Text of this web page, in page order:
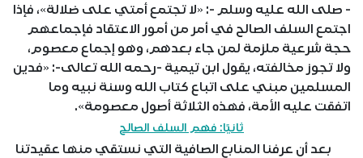
- صلى الله عليه وسلم -: «لا تجتمع أمتي على ضلالة»، فإذا
اجتمع السلف الصالح في أمر من أمور الاعتقاد فإجماعهم
حجة شرعية ملزمة لمن جاء بعدهم، وهو إجماع معصوم،
ولا تجوز مخالفته، يقول ابن تيمية -رحمه الله تعالى-: «فدين
المسلمين مبني على اتباع كتاب الله وسنة نبيه وما
اتفقت عليه الأمة، فهذه الثلاثة أصول معصومة».
ثانيًا: فهم السلف الصالح
بعد أن عرفنا المنابع الصافية التي نستقي منها عقيدتنا